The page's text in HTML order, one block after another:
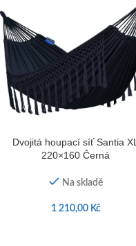
Dvojitá houpací síť Santia XL
220×160 Černá
Na skladě
1 210,00 Kč